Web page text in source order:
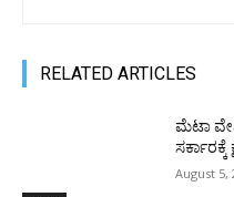
RELATED ARTICLES
ಮೆಟಾ
August 5,